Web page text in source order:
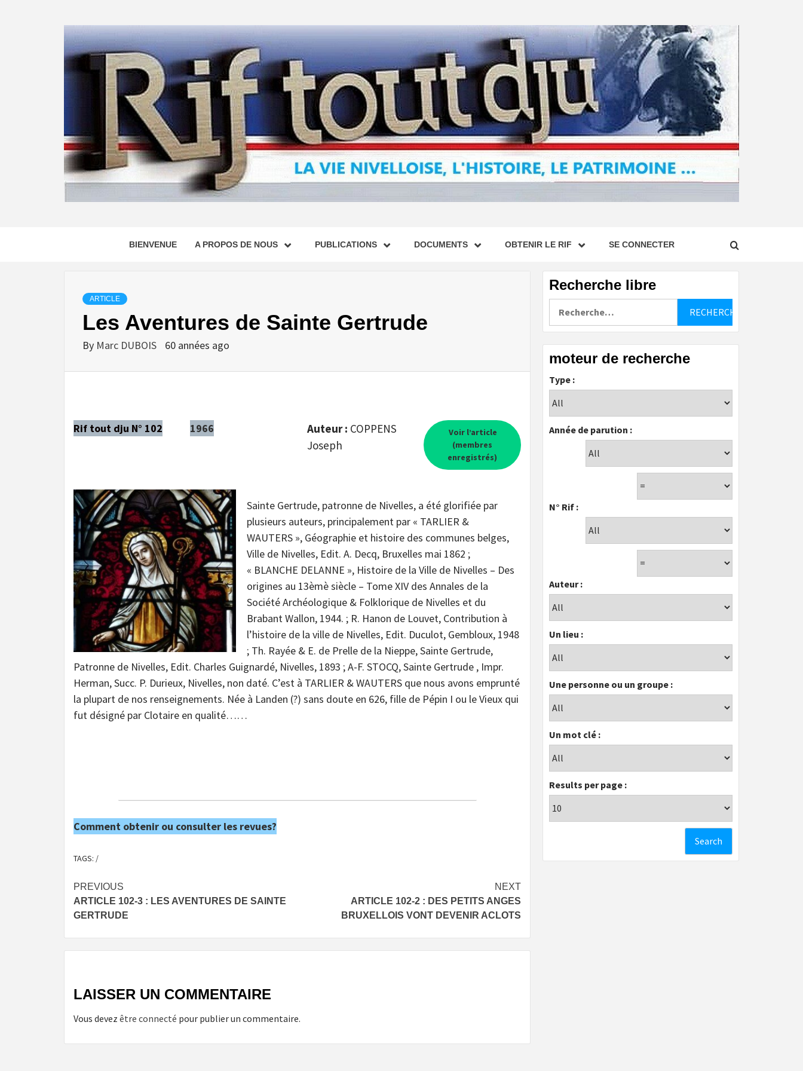
BIENVENUE A PROPOS DE NOUS PUBLICATIONS DOCUMENTS OBTENIR LE RIF SE CONNECTER
ARTICLE
Les Aventures de Sainte Gertrude
By Marc DUBOIS 60 années ago
Rif tout dju N° 102 1966 Auteur : COPPENS
Joseph
Voir l’article
(membres
enregistrés)
Sainte Gertrude, patronne de Nivelles, a été glorifiée par
plusieurs auteurs, principalement par « TARLIER &
WAUTERS », Géographie et histoire des communes belges,
Ville de Nivelles, Edit. A. Decq, Bruxelles mai 1862 ;
« BLANCHE DELANNE », Histoire de la Ville de Nivelles – Des
origines au 13èmè siècle – Tome XIV des Annales de la
Société Archéologique & Folklorique de Nivelles et du
Brabant Wallon, 1944. ; R. Hanon de Louvet, Contribution à
l’histoire de la ville de Nivelles, Edit. Duculot, Gembloux, 1948
; Th. Rayée & E. de Prelle de la Nieppe, Sainte Gertrude,
Patronne de Nivelles, Edit. Charles Guignardé, Nivelles, 1893 ; A-F. STOCQ, Sainte Gertrude , Impr.
Herman, Succ. P. Durieux, Nivelles, non daté. C’est à TARLIER & WAUTERS que nous avons emprunté
la plupart de nos renseignements. Née à Landen (?) sans doute en 626, fille de Pépin I ou le Vieux qui
fut désigné par Clotaire en qualité……
Comment obtenir ou consulter les revues?
TAGS: /
Post
navigation
PREVIOUS
ARTICLE 102-3 : LES AVENTURES DE SAINTE
GERTRUDE
NEXT
ARTICLE 102-2 : DES PETITS ANGES
BRUXELLOIS VONT DEVENIR ACLOTS
LAISSER UN COMMENTAIRE
Vous devez être connecté pour publier un commentaire.
Recherche libre
moteur de recherche
Type :
Année de parution :
N° Rif :
Auteur :
Un lieu :
Une personne ou un groupe :
Un mot clé :
Results per page :